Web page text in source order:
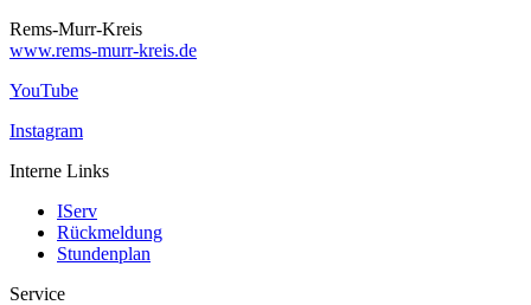
Rems-Murr-Kreis
www.rems-murr-kreis.de
YouTube
Instagram
Interne Links
IServ
Rückmeldung
Stundenplan
Service